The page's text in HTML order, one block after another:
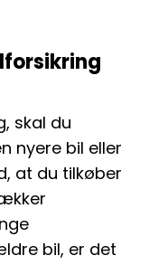
skal du
nyere bil eller
at du tilkøber
bil, er det